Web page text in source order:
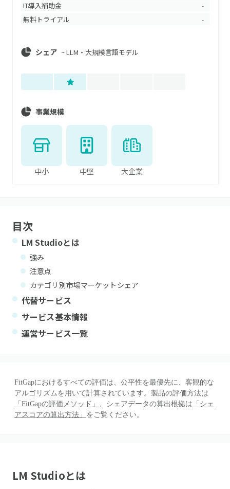
IT導入補助金 -
無料トライアル -
シェア ~LLM・大規模言語モデル
事業規模
中小 中堅 大企業
目次
LM Studioとは
強み
注意点
カテゴリ別市場マーケットシェア
代替サービス
サービス基本情報
運営サービス一覧
FitGapにおけるすべての評価は、公平性を最優先に、客観的な
アルゴリズムを用いて計算されています。製品の評価方法は
「FitGapの評価メソッド」 、シェアデータの算出根拠は 「シェ
アスコアの算出方法」 をご覧ください。
LM Studioとは